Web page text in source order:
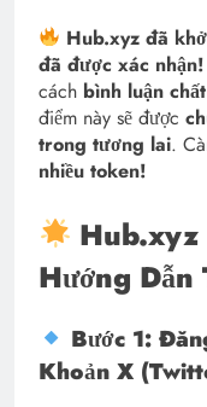
Hub.xyz đã
đã được xác nhận!
cách bình luận
điểm này sẽ được
trong tương lai.
nhiều token!
Hướng Dẫn
Bước 1:
Khoản X